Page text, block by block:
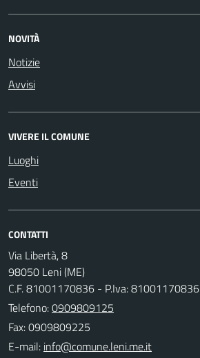
NOVITÀ
Notizie
Avvisi
VIVERE IL COMUNE
Luoghi
Eventi
CONTATTI
Via Libertà, 8
98050 Leni (ME)
C.F. 81001170836 - P.Iva: 81001170836
Telefono:0909809125
Fax: 0909809225
E-mail: